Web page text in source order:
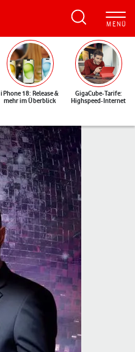
iPhone 18: Release &
mehr im Überblick
GigaCube-Tarife:
Highspeed-Internet